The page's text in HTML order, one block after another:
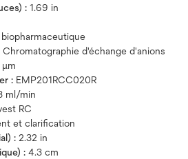
: 1.69 in
Chromatographie d'échange d'anions
: EMP201RCC020R
ml/min
RC
et clarification
: 2.32 in
: 4.3 cm